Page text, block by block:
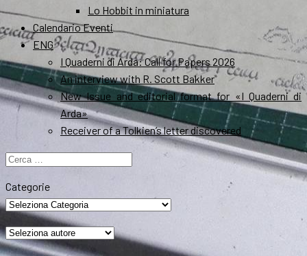
Lo Hobbit in miniatura
Calendario Eventi
ENG
I Quaderni di Arda: Call for Papers 2026
An interview with R. Scott Bakker
New Issue and editorial format for «I Quaderni di
Arda»
Receiver of a Tolkien’s letter discovered
Ricerca
Categorie